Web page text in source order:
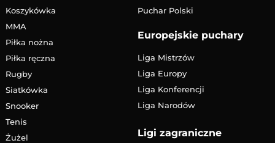
Koszykówka
MMA
Piłka nożna
Piłka ręczna
Rugby
Siatkówka
Snooker
Tenis
Żużel
Puchar Polski
Europejskie puchary
Liga Mistrzów
Liga Europy
Liga Konferencji
Liga Narodów
Ligi zagraniczne